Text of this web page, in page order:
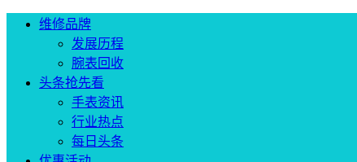
维修品牌
发展历程
腕表回收
头条抢先看
手表资讯
行业热点
每日头条